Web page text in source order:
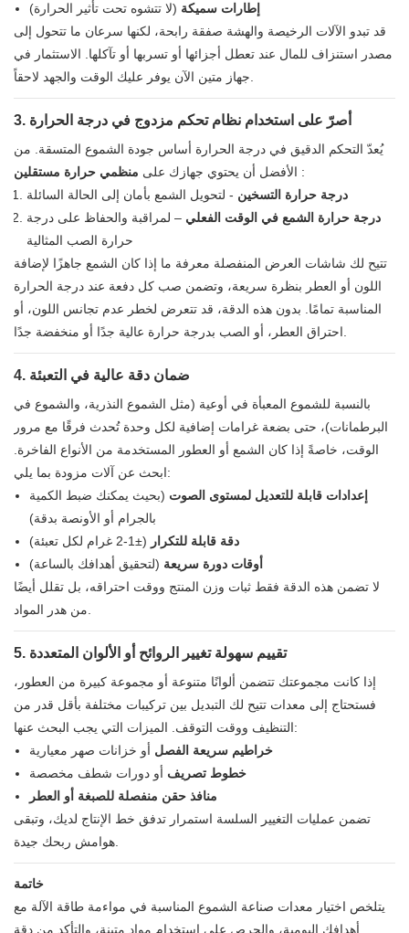
إطارات سميكة (لا تتشوه تحت تأثير الحرارة)
قد تبدو الآلات الرخيصة والهشة صفقة رابحة، لكنها سرعان ما تتحول إلى
مصدر استنزاف للمال عند تعطل أجزائها أو تسربها أو تآكلها. الاستثمار في
جهاز متين الآن يوفر عليك الوقت والجهد لاحقاً.
3. أصرّ على استخدام نظام تحكم مزدوج في درجة الحرارة
يُعدّ التحكم الدقيق في درجة الحرارة أساس جودة الشموع المتسقة. من
الأفضل أن يحتوي جهازك على منظمي حرارة مستقلين
:
درجة حرارة التسخين - لتحويل الشمع بأمان إلى الحالة السائلة
درجة حرارة الشمع في الوقت الفعلي – لمراقبة والحفاظ على درجة
حرارة الصب المثالية
تتيح لك شاشات العرض المنفصلة معرفة ما إذا كان الشمع جاهزًا لإضافة
اللون أو العطر بنظرة سريعة، وتضمن صب كل دفعة عند درجة الحرارة
المناسبة تمامًا. بدون هذه الدقة، قد تتعرض لخطر عدم تجانس اللون، أو
احتراق العطر، أو الصب بدرجة حرارة عالية جدًا أو منخفضة جدًا.
4. ضمان دقة عالية في التعبئة
بالنسبة للشموع المعبأة في أوعية (مثل الشموع النذرية، والشموع في
البرطمانات)، حتى بضعة غرامات إضافية لكل وحدة تُحدث فرقًا مع مرور
الوقت، خاصةً إذا كان الشمع أو العطور المستخدمة من الأنواع الفاخرة.
ابحث عن آلات مزودة بما يلي:
إعدادات قابلة للتعديل لمستوى الصوت (بحيث يمكنك ضبط الكمية
بالجرام أو الأونصة بدقة)
دقة قابلة للتكرار (±1-2 غرام لكل تعبئة)
أوقات دورة سريعة (لتحقيق أهدافك بالساعة)
لا تضمن هذه الدقة فقط ثبات وزن المنتج ووقت احتراقه، بل تقلل أيضًا
من هدر المواد.
5. تقييم سهولة تغيير الروائح أو الألوان المتعددة
إذا كانت مجموعتك تتضمن ألوانًا متنوعة أو مجموعة كبيرة من العطور،
فستحتاج إلى معدات تتيح لك التبديل بين تركيبات مختلفة بأقل قدر من
التنظيف ووقت التوقف. الميزات التي يجب البحث عنها:
خراطيم سريعة الفصل أو خزانات صهر معيارية
خطوط تصريف أو دورات شطف مخصصة
منافذ حقن منفصلة للصبغة أو العطر
تضمن عمليات التغيير السلسة استمرار تدفق خط الإنتاج لديك، وتبقى
هوامش ربحك جيدة.
خاتمة
يتلخص اختيار معدات صناعة الشموع المناسبة في مواءمة طاقة الآلة مع
أهدافك اليومية، والحرص على استخدام مواد متينة، والتأكد من دقة